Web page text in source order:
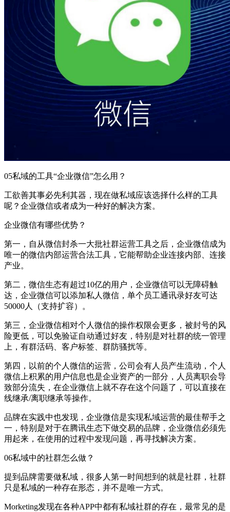
05私域的工具“企业微信”怎么用？
工欲善其事必先利其器，现在做私域应该选择什么样的工具
呢？企业微信或者成为一种好的解决方案。
企业微信有哪些优势？
第一，自从微信封杀一大批社群运营工具之后，企业微信成为
唯一的微信内部运营合法工具，它能帮助企业连接内部、连接
产业。
第二，微信生态有超过10亿的用户，企业微信可以无障碍触
达，企业微信可以添加私人微信，单个员工通讯录好友可达
50000人（支持扩容）。
第三，企业微信相对个人微信的操作权限会更多，被封号的风
险更低，可以免验证自动通过好友，特别是对社群的统一管理
上，有群活码、客户标签、群防骚扰等。
第四，以前的个人微信的运营，公司会有人员产生流动，个人
微信上积累的用户信息也是企业资产的一部分，人员离职会导
致部分流失，在企业微信上就不存在这个问题了，可以直接在
线继承/离职继承等操作。
品牌在实践中也发现，企业微信是实现私域运营的最佳帮手之
一，特别是对于在腾讯生态下做交易的品牌，企业微信必须先
用起来，在使用的过程中发现问题，再寻找解决方案。
06私域中的社群怎么做？
提到品牌需要做私域，很多人第一时间想到的就是社群，社群
只是私域的一种存在形态，并不是唯一方式。
Morketing发现在各种APP中都有私域社群的存在，最常见的是